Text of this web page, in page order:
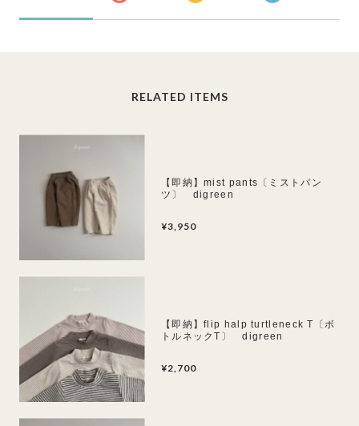
RELATED ITEMS
【即納】mist pants〔ミストパン
ツ〕 digreen
¥3,950
【即納】flip halp turtleneck T〔ボ
トルネックT〕 digreen
¥2,700